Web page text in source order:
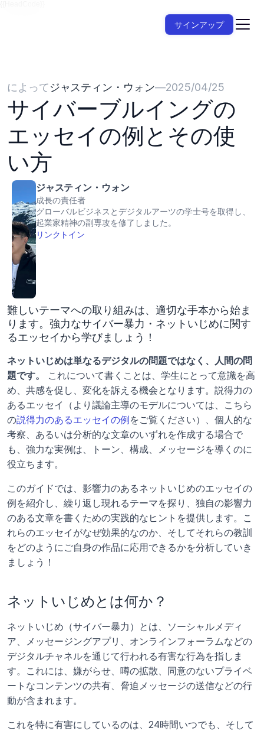
サインアップ
によってジャスティン・ウォン—2025/04/25
サイバーブルイングの
エッセイの例とその使
い方
ジャスティン・ウォン
成長の責任者
グローバルビジネスとデジタルアーツの学士号を取得し、
起業家精神の副専攻を修了しました。
リンクトイン
難しいテーマへの取り組みは、適切な手本から始ま
ります。強力なサイバー暴力・ネットいじめに関す
るエッセイから学びましょう！
ネットいじめは単なるデジタルの問題ではなく、人間の問
題です。
これについて書くことは、学生にとって意識を高
め、共感を促し、変化を訴える機会となります。説得力の
あるエッセイ（より議論主導のモデルについては、こちら
の説得力のあるエッセイの例をご覧ください）、個人的な
考察、あるいは分析的な文章のいずれを作成する場合で
も、強力な実例は、トーン、構成、メッセージを導くのに
役立ちます。
このガイドでは、影響力のあるネットいじめのエッセイの
例を紹介し、繰り返し現れるテーマを探り、独自の影響力
のある文章を書くための実践的なヒントを提供します。こ
れらのエッセイがなぜ効果的なのか、そしてそれらの教訓
をどのようにご自身の作品に応用できるかを分析していき
ましょう！
ネットいじめとは何か？
ネットいじめ（サイバー暴力）とは、ソーシャルメディ
ア、メッセージングアプリ、オンラインフォーラムなどの
デジタルチャネルを通じて行われる有害な行為を指しま
す。これには、嫌がらせ、噂の拡散、同意のないプライベ
ートなコンテンツの共有、脅迫メッセージの送信などの行
動が含まれます。
これを特に有害にしているのは、24時間いつでも、そして